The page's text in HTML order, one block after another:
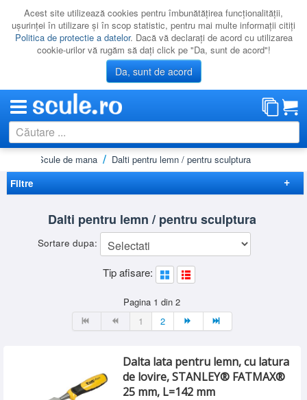
Acest site utilizează cookies pentru îmbunătăţirea funcţionalităţii,
uşurinţei în utilizare şi în scop statistic, pentru mai multe informaţii citiţi
Politica de protectie a datelor. Dacă vă declaraţi de acord cu utilizarea
cookie-urilor vă rugăm să daţi click pe "Da, sunt de acord"!
Da, sunt de acord
CATEGORII
PROMOTII
RESIGILATE
LICHIDARE
Scule de mana
Dalti pentru lemn / pentru sculptura
Filtre
Elimina filtreleDalti pentru lemn / pentru sculptura
Sortare dupa:
Tip afisare:
Pagina 1 din 2
1
2
Dalta lata pentru lemn, cu latura
de lovire, STANLEY® FATMAX®
25 mm, L=142 mm